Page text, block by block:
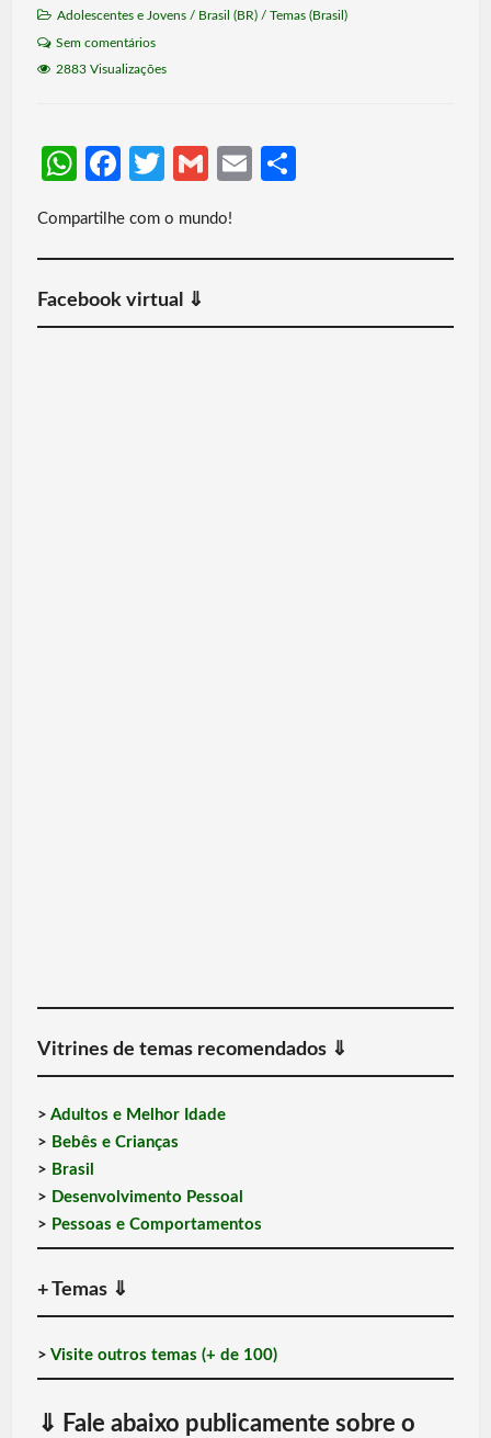
Adolescentes e Jovens/ Brasil (BR)/ Temas (Brasil)
Sem comentários
2883 Visualizações
W
at
s
A
p
Fa
b
o
o
k
T
itt
er
G
ail
E
e
Compartilhe com o mundo!
Facebook virtual ⇓
Vitrines de temas recomendados ⇓
> Adultos e Melhor Idade
> Bebês e Crianças
> Brasil
> Desenvolvimento Pessoal
> Pessoas e Comportamentos
+ Temas⇓
> Visite outros temas (+ de 100)
⇓ Fale abaixo publicamente sobre o